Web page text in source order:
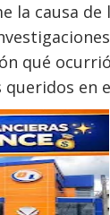
la causa de
qué
queridos en